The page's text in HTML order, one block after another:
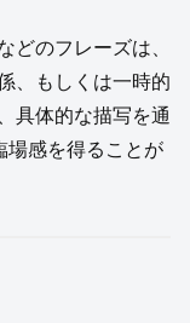
どのフレーズは、
、もしくは一時的
具体的な描写を通
場感を得ることが